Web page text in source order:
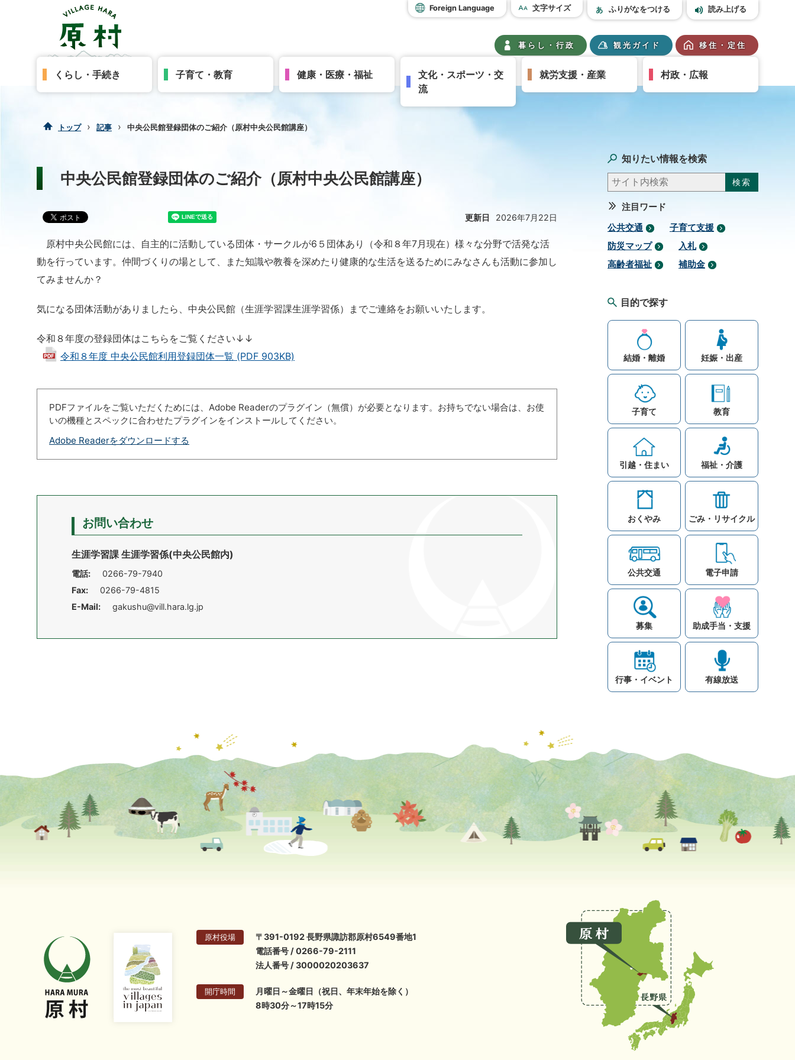
Foreign Language 文字サイズ ふりがなをつける 読み上げる
暮らし・行政 観光ガイド 移住・定住
くらし・手続き 子育て・教育 健康・医療・福祉
文化・スポーツ・交
流
就労支援・産業 村政・広報
トップ › 記事 › 中央公民館登録団体のご紹介（原村中央公民館講座）
中央公民館登録団体のご紹介（原村中央公民館講座）
更新日 2026年7月22日
原村中央公民館には、自主的に活動している団体・サークルが6５団体あり（令和８年7月現在）様々な分野で活発な活
動を行っています。仲間づくりの場として、また知識や教養を深めたり健康的な生活を送るためにみなさんも活動に参加し
てみませんか？
気になる団体活動がありましたら、中央公民館（生涯学習課生涯学習係）までご連絡をお願いいたします。
令和８年度の登録団体はこちらをご覧ください↓↓
令和８年度 中央公民館利用登録団体一覧 (PDF 903KB)
PDFファイルをご覧いただくためには、Adobe Readerのプラグイン（無償）が必要となります。お持ちでない場合は、お使
いの機種とスペックに合わせたプラグインをインストールしてください。
Adobe Readerをダウンロードする
お問い合わせ
生涯学習課 生涯学習係(中央公民館内)
電話:
0266-79-7940
Fax:
0266-79-4815
E-Mail:
gakushu@vill.hara.lg.jp
知りたい情報を検索
注目ワード
公共交通
子育て支援
防災マップ
入札
高齢者福祉
補助金
目的で探す
結婚・離婚 妊娠・出産
子育て 教育
引越・住まい 福祉・介護
おくやみ ごみ・リサイクル
公共交通 電子申請
募集 助成手当・支援
行事・イベント 有線放送
原村役場
〒391-0192 長野県諏訪郡原村6549番地1
電話番号 / 0266-79-2111
法人番号 / 3000020203637
開庁時間
月曜日～金曜日（祝日、年末年始を除く）
8時30分～17時15分